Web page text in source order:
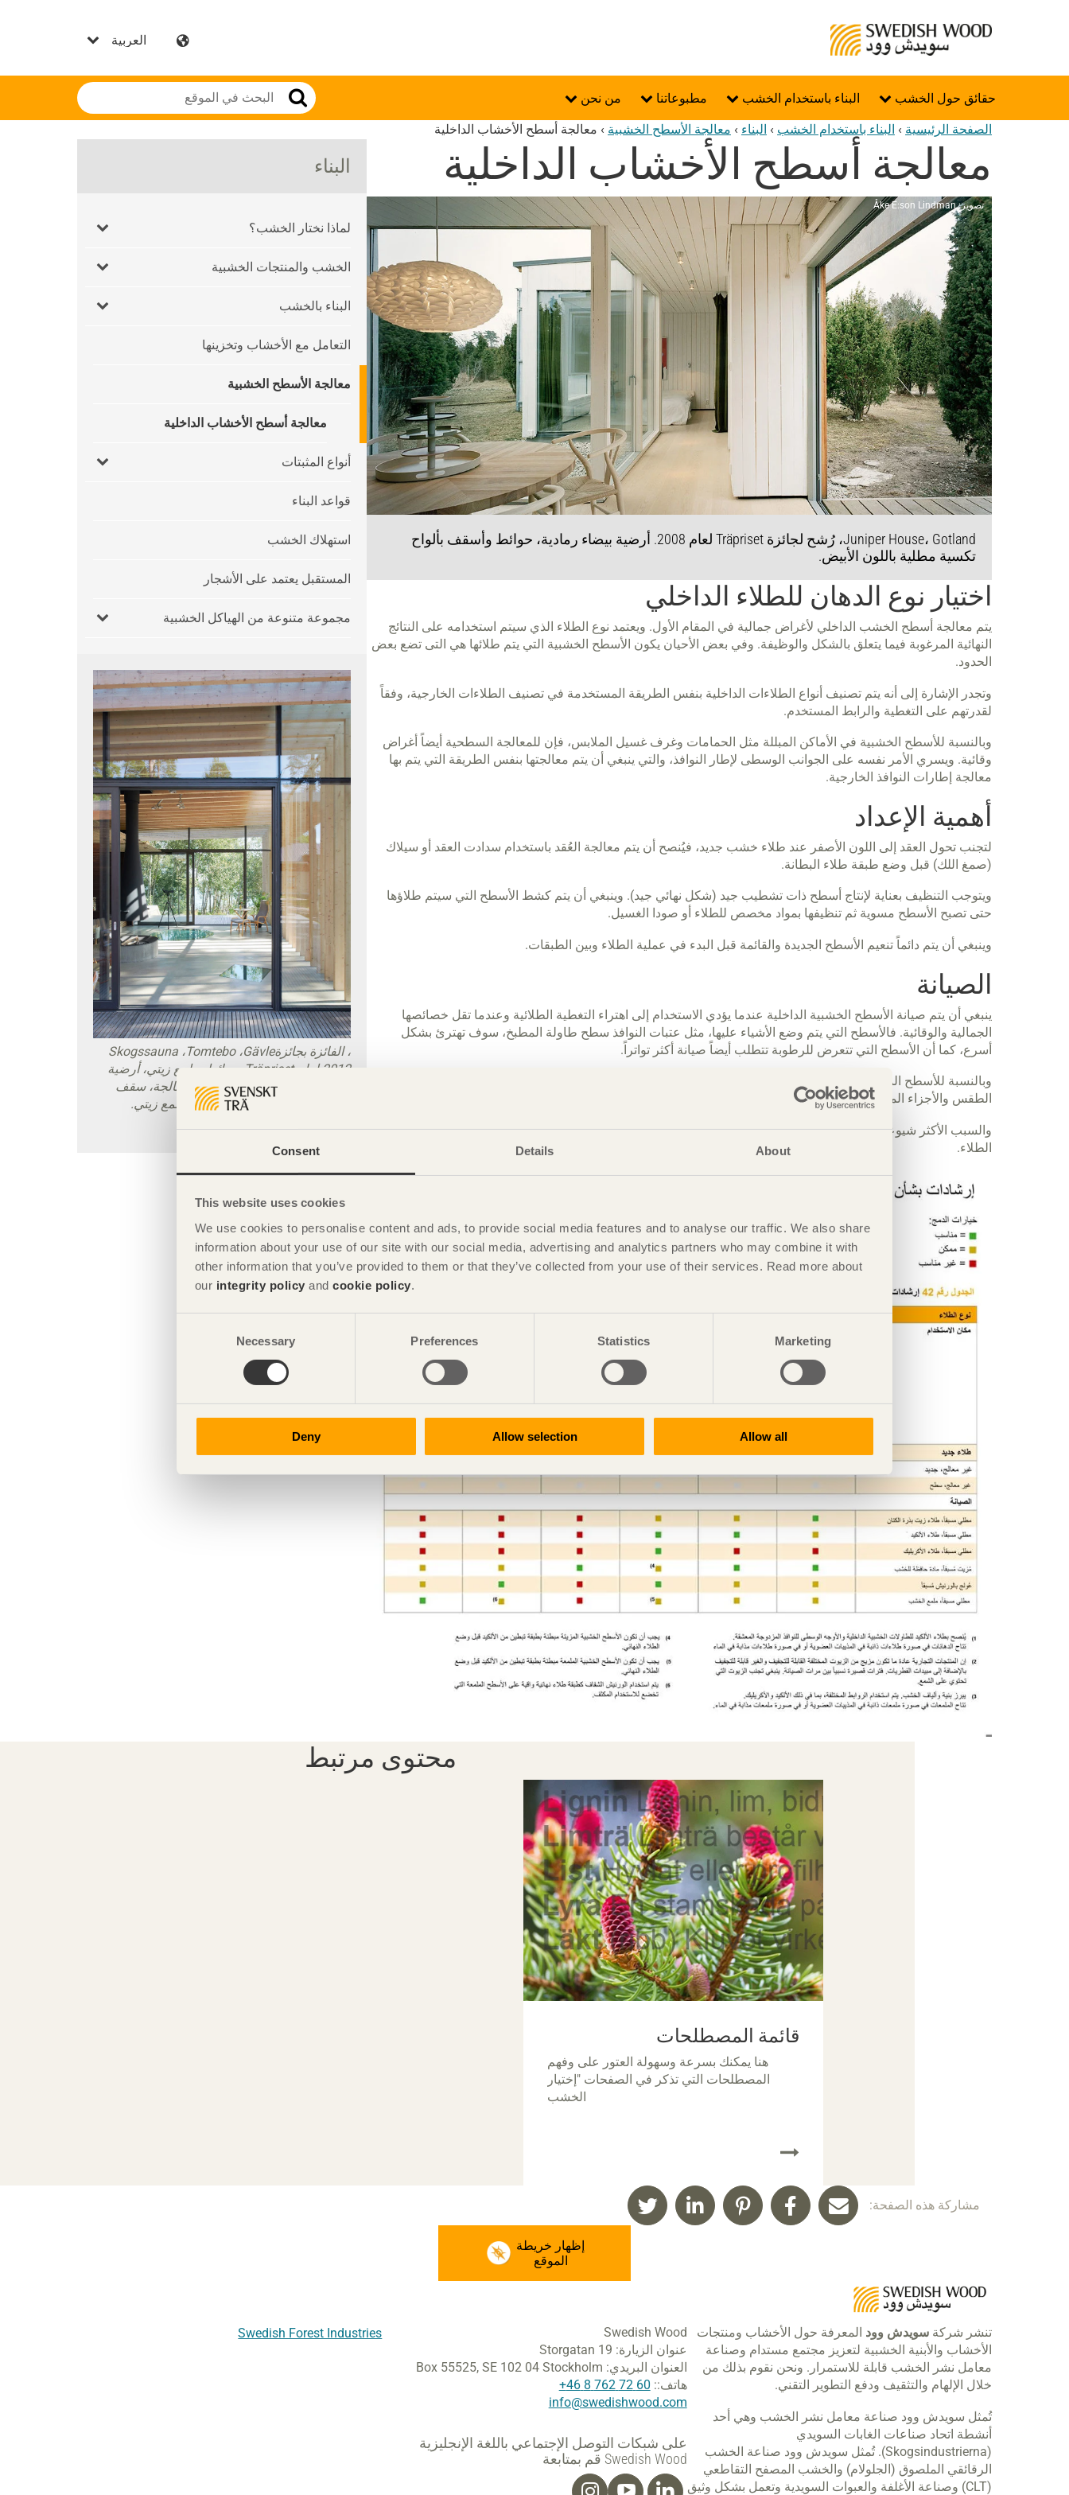
Consent Details About
This website uses cookies
We use cookies to personalise content and ads, to provide social media features and to analyse our traffic. We also share
information about your use of our site with our social media, advertising and analytics partners who may combine it with
other information that you’ve provided to them or that they’ve collected from your use of their services. Read more about
our integrity policy and cookie policy.
Necessary Preferences Statistics Marketing
Deny Allow selection Allow all
حقائق حول الخشب البناء باستخدام الخشب مطبوعاتنا من نحن
الصفحة الرئيسية › البناء باستخدام الخشب › البناء › معالجة الأسطح الخشبية › معالجة أسطح الأخشاب الداخلية
معالجة أسطح الأخشاب الداخلية
تصوير: Åke E:son Lindman
Juniper House، Gotland، رُشح لجائزة Träpriset لعام 2008. أرضية بيضاء رمادية، حوائط وأسقف بألواح
تكسية مطلية باللون الأبيض.
اختيار نوع الدهان للطلاء الداخلي
يتم معالجة أسطح الخشب الداخلي لأغراض جمالية في المقام الأول. ويعتمد نوع الطلاء الذي سيتم استخدامه على النتائج
النهائية المرغوبة فيما يتعلق بالشكل والوظيفة. وفي بعض الأحيان يكون الأسطح الخشبية التي يتم طلائها هي التى تضع بعض
الحدود.
وتجدر الإشارة إلى أنه يتم تصنيف أنواع الطلاءات الداخلية بنفس الطريقة المستخدمة في تصنيف الطلاءات الخارجية، وفقاً
لقدرتهم على التغطية والرابط المستخدم.
وبالنسبة للأسطح الخشبية في الأماكن المبللة مثل الحمامات وغرف غسيل الملابس، فإن للمعالجة السطحية أيضاً أغراض
وقائية. ويسري الأمر نفسه على الجوانب الوسطى لإطار النوافذ، والتي ينبغي أن يتم معالجتها بنفس الطريقة التي يتم بها
معالجة إطارات النوافذ الخارجية.
أهمية الإعداد
لتجنب تحول العقد إلى اللون الأصفر عند طلاء خشب جديد، فيُنصح أن يتم معالجة العُقد باستخدام سدادت العقد أو سيلاك
(صمغ اللك) قبل وضع طبقة طلاء البطانة.
ويتوجب التنظيف بعناية لإنتاج أسطح ذات تشطيب جيد (شكل نهائي جيد). وينبغي أن يتم كشط الأسطح التي سيتم طلاؤها
حتى تصبح الأسطح مسوية ثم تنظيفها بمواد مخصص للطلاء أو صودا الغسيل.
وينبغي أن يتم دائماً تنعيم الأسطح الجديدة والقائمة قبل البدء في عملية الطلاء وبين الطبقات.
الصيانة
ينبغي أن يتم صيانة الأسطح الخشبية الداخلية عندما يؤدي الاستخدام إلى اهتراء التغطية الطلائية وعندما تقل خصائصها
الجمالية والوقائية. فالأسطح التي يتم وضع الأشياء عليها، مثل عتبات النوافذ سطح طاولة المطبخ، سوف تهترئ بشكل
أسرع، كما أن الأسطح التي تتعرض للرطوبة تتطلب أيضاً صيانة أكثر تواتراً.
وبالنسبة للأسطح المطلية بطلاءات المزيتة أو الملمعة، فسوف يؤدي ضوء الشمس إلى تغيرات بين الأجزاء المعرضة لعوامل
الطقس والأجزاء المغطاة بلوحات أو ما شابه ذلك والمغطاة بالسجاد والطاولات، على سبيل المثال لا الحصر.
والسبب الأكثر شيوعاً لإعادة الدهان هو أننا يُصيبنا الملل من الشكل الحالي، أو تأثرنا بالاتجاهات الجديدة في تقنيات وألوان
الطلاء.
البناء
لماذا نختار الخشب؟
الخشب والمنتجات الخشبية
البناء بالخشب
التعامل مع الأخشاب وتخزينها
معالجة الأسطح الخشبية
معالجة أسطح الأخشاب الداخلية
أنواع المثبتات
قواعد البناء
استهلاك الخشب
المستقبل يعتمد على الأشجار
مجموعة متنوعة من الهياكل الخشبية
Skogssauna،Tomtebo،Gävle، الفائزة بجائزة
Träprisetلعام 2012
. حوائط بملمع زيتي، أرضية
من خشب القلب الصنوبري غير معالجة، سقف
عريشي رمادي في أبيض معالج بملمع زيتي.
محتوى مرتبط
قائمة المصطلحات
هنا يمكنك بسرعة وسهولة العتور على وفهم
المصطلحات التي تذكر في الصفحات "إختيار
الخشب
مشاركة هذه الصفحة:
إظهار خريطة
الموقع
تنشر شركة سويدش وود المعرفة حول الأخشاب ومنتجات
الأخشاب والأبنية الخشبية لتعزيز مجتمع مستدام وصناعة
معامل نشر الخشب قابلة للاستمرار. ونحن نقوم بذلك من
خلال الإلهام والتثقيف ودفع التطوير التقني.
تُمثل سويدش وود صناعة معامل نشر الخشب وهي أحد
أنشطة اتحاد صناعات الغابات السويدي
(Skogsindustrierna). تُمثل سويدش وود صناعة الخشب
الرقائقي الملصوق (الجلولام) والخشب المصفح التقاطعي
(CLT) وصناعة الأغلفة والعبوات السويدية وتعمل بشكل وثيق
Swedish Wood
عنوان الزيارة: Storgatan 19
العنوان البريدي:
Box 55525, SE 102 04 Stockholm
هاتف:: 60 72 762 8 46+
info@swedishwood.com
على شبكات التوصل الإجتماعي باللغة الإنجليزية
Swedish Wood قم بمتابعة
Swedish Forest Industries